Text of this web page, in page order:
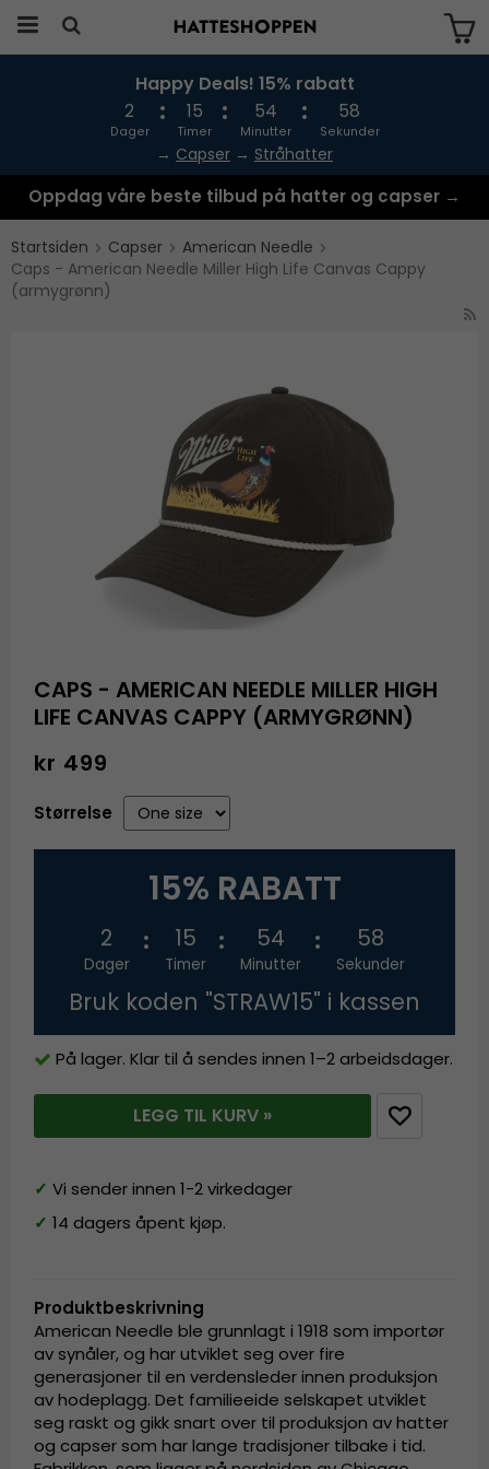
Produktet har blitt lagt til i handlekurven
Happy Deals! 15% rabatt
2
Dager
15
Timer
54
Minutter
58
Sekunder
→ Capser → Stråhatter
Oppdag våre beste tilbud på hatter og capser →
Startsiden Capser
American Needle
Caps - American Needle Miller High Life Canvas Cappy
(armygrønn)
CAPS - AMERICAN NEEDLE MILLER HIGH
LIFE CANVAS CAPPY (ARMYGRØNN)
kr 499
Størrelse
15% RABATT
2
Dager
15
Timer
54
Minutter
58
Sekunder
Bruk koden "STRAW15" i kassen
På lager. Klar til å sendes innen 1–2 arbeidsdager.
LEGG TIL KURV »
✓ Vi sender innen 1-2 virkedager
✓ 14 dagers åpent kjøp.
Produktbeskrivning
American Needle ble grunnlagt i 1918 som importør
av synåler, og har utviklet seg over fire
generasjoner til en verdensleder innen produksjon
av hodeplagg. Det familieeide selskapet utviklet
seg raskt og gikk snart over til produksjon av hatter
og capser som har lange tradisjoner tilbake i tid.